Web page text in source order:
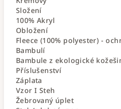
Složení
100% Akryl
Obložení
Fleece (100% polyester) -
Bambulí
Bambule z ekologické
Příslušenství
Záplata
Vzor I Steh
Žebrovaný úplet